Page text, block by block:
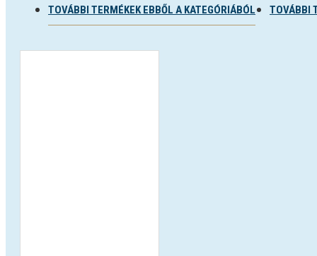
TOVÁBBI TERMÉKEK EBBŐL A KATEGÓRIÁBÓL TOVÁBBI